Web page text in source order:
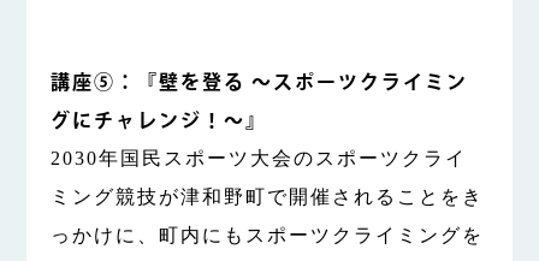
講座⑤：『壁を登る 〜スポーツクライミン
グにチャレンジ！〜』
2030年国民スポーツ大会のスポーツクライ
ミング競技が津和野町で開催されることをき
っかけに、町内にもスポーツクライミングを